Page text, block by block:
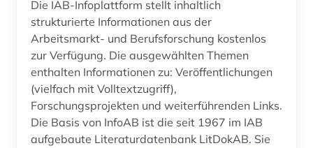
bayerische motoren-werke (1)
bayern (5)
belgien (7)
bergbau (3)
bergbaustatistik (2)
Italien (1)
Japan (5)
Jugoslawien (1)
Korea (1)
Kroatien (1)
Die IAB-Infoplattform stellt inhaltlich
strukturierte Informationen aus der
Arbeitsmarkt- und Berufsforschung kostenlos
zur Verfügung. Die ausgewählten Themen
enthalten Informationen zu: Veröffentlichungen
(vielfach mit Volltextzugriff),
Forschungsprojekten und weiterführenden Links.
Die Basis von InfoAB ist die seit 1967 im IAB
aufgebaute Literaturdatenbank LitDokAB. Sie